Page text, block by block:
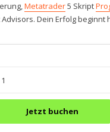
Metatrader5 Skript
Dein Erfolg beginnt
Jetzt buchen